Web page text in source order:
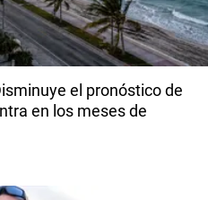
el pronóstico de
en los meses de